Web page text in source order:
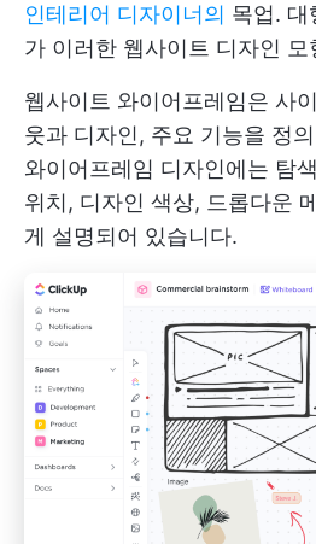
인테리어 디자이너의 목업. 대
가 이러한 웹사이트 디자인
웹사이트 와이어프레임은 사
웃과 디자인, 주요 기능을 정
와이어프레임 디자인에는 탐
위치, 디자인 색상, 드롭다운
게 설명되어 있습니다.